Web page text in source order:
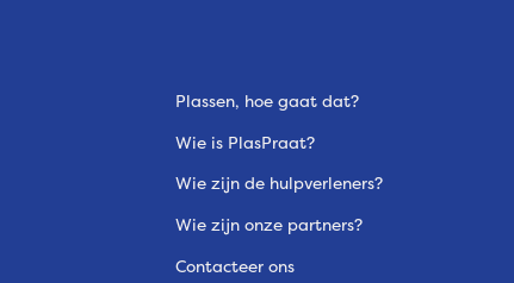
Plassen, hoe gaat dat?
Wie is PlasPraat?
Wie zijn de hulpverleners?
Wie zijn onze partners?
Contacteer ons